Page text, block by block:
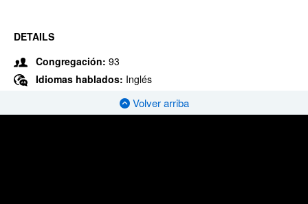
DETAILS
Congregación: 93
Idiomas hablados: Inglés
Volver arriba